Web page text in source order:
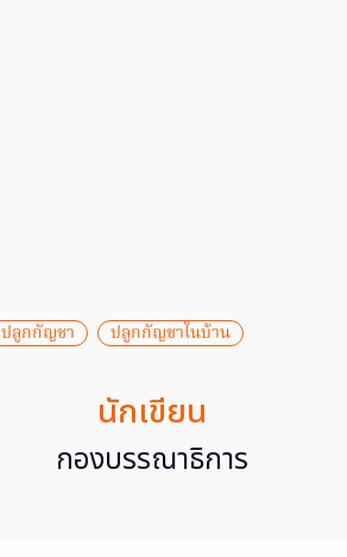
ปลูกกัญชา ปลูกกัญชาในบ้าน
นักเขียน
กองบรรณาธิการ